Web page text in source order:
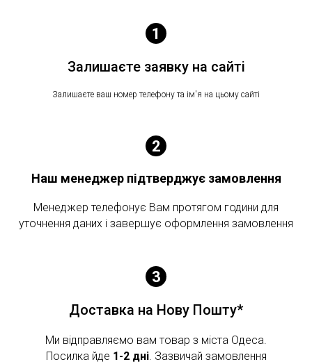
Залишаєте заявку на сайті
Залишаєте ваш номер телефону та ім'я на цьому сайті
Наш менеджер підтверджує замовлення
Менеджер телефонує Вам протягом години для
уточнення даних і завершує оформлення замовлення
Доставка на Нову Пошту*
Ми відправляємо вам товар з міста Одеса.
Посилка йде 1-2 дні. Зазвичай замовлення